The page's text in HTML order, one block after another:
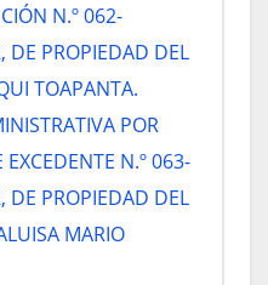
N.º 062-
PROPIEDAD DEL
TOAPANTA.
POR
N.º 063-
PROPIEDAD DEL
MARIO